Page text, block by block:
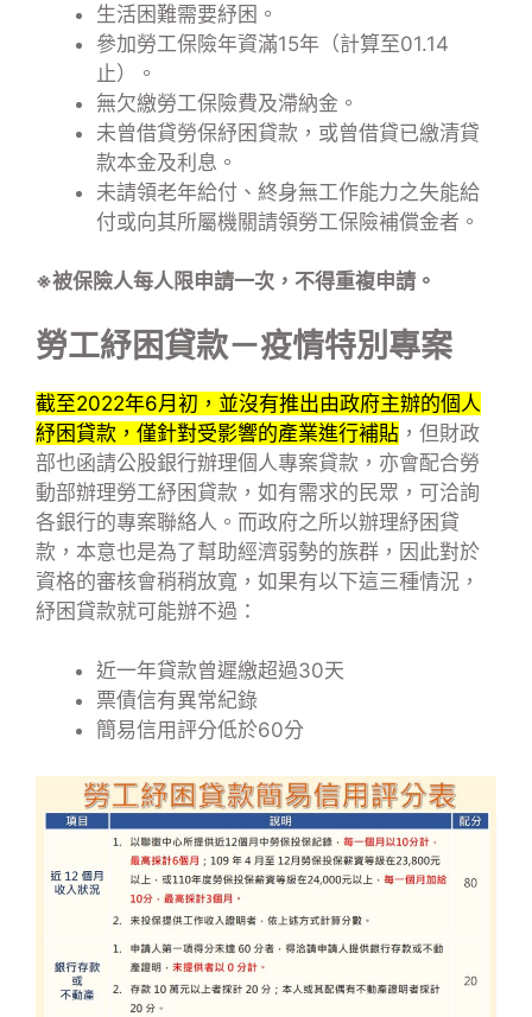
生活困難需要紓困。
參加勞工保險年資滿15年（計算至01.14
止）。
無欠繳勞工保險費及滯納金。
未曾借貸勞保紓困貸款，或曾借貸已繳清貸
款本金及利息。
未請領老年給付、終身無工作能力之失能給
付或向其所屬機關請領勞工保險補償金者。
※被保險人每人限申請一次，不得重複申請。
勞工紓困貸款－疫情特別專案
截至2022年6月初，並沒有推出由政府主辦的個人
紓困貸款，僅針對受影響的產業進行補貼 ，但財政
部也函請公股銀行辦理個人專案貸款，亦會配合勞
動部辦理勞工紓困貸款，如有需求的民眾，可洽詢
各銀行的專案聯絡人。而政府之所以辦理紓困貸
款，本意也是為了幫助經濟弱勢的族群，因此對於
資格的審核會稍稍放寬，如果有以下這三種情況，
紓困貸款就可能辦不過：
近一年貸款曾遲繳超過30天
票債信有異常紀錄
簡易信用評分低於60分